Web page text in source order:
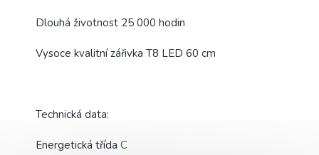
Dlouhá životnost 25 000 hodin
Vysoce kvalitní zářivka T8 LED 60 cm
Technická data:
Energetická třída C